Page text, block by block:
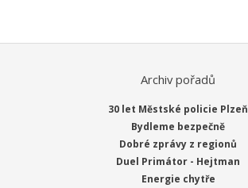
Archiv pořadů
30 let Městské policie Plzeň
Bydleme bezpečně
Dobré zprávy z regionů
Duel Primátor - Hejtman
Energie chytře